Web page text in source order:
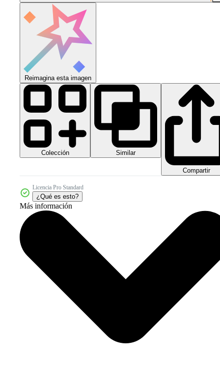
Reimagina esta imagen
Colección Similar
Compartir
Licencia Pro Standard
¿Qué es esto?
Más información